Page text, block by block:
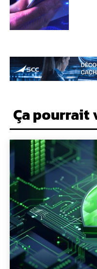
Ça pourrait